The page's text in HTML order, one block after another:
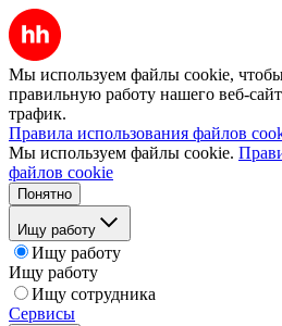
Мы используем файлы cookie, чтобы
правильную работу нашего веб-
трафик.
Правила использования файлов
Мы используем файлы cookie.
файлов cookie
Понятно
Ищу работу
Ищу работу
Ищу работу
Ищу сотрудника
Сервисы